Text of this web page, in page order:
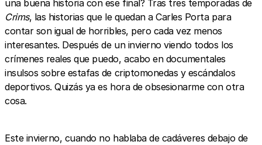
una buena historia con ese final? Tras tres temporadas de
Crims, las historias que le quedan a Carles Porta para
contar son igual de horribles, pero cada vez menos
interesantes. Después de un invierno viendo todos los
crímenes reales que puedo, acabo en documentales
insulsos sobre estafas de criptomonedas y escándalos
deportivos. Quizás ya es hora de obsesionarme con otra
cosa.
Este invierno, cuando no hablaba de cadáveres debajo de